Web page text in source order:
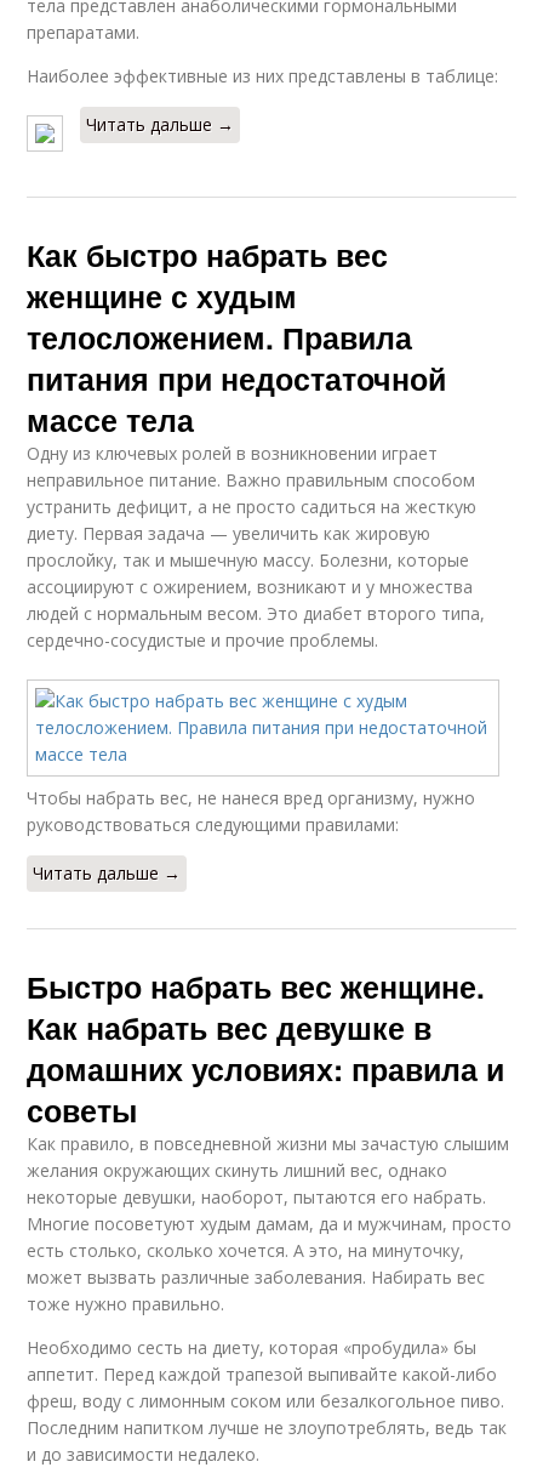
тела представлен анаболическими гормональными
препаратами.
Наиболее эффективные из них представлены в таблице:
Читать дальше →
Как быстро набрать вес
женщине с худым
телосложением. Правила
питания при недостаточной
массе тела
Одну из ключевых ролей в возникновении играет
неправильное питание. Важно правильным способом
устранить дефицит, а не просто садиться на жесткую
диету. Первая задача — увеличить как жировую
прослойку, так и мышечную массу. Болезни, которые
ассоциируют с ожирением, возникают и у множества
людей с нормальным весом. Это диабет второго типа,
сердечно-сосудистые и прочие проблемы.
Чтобы набрать вес, не нанеся вред организму, нужно
руководствоваться следующими правилами:
Читать дальше →
Быстро набрать вес женщине.
Как набрать вес девушке в
домашних условиях: правила и
советы
Как правило, в повседневной жизни мы зачастую слышим
желания окружающих скинуть лишний вес, однако
некоторые девушки, наоборот, пытаются его набрать.
Многие посоветуют худым дамам, да и мужчинам, просто
есть столько, сколько хочется. А это, на минуточку,
может вызвать различные заболевания. Набирать вес
тоже нужно правильно.
Необходимо сесть на диету, которая «пробудила» бы
аппетит. Перед каждой трапезой выпивайте какой-либо
фреш, воду с лимонным соком или безалкогольное пиво.
Последним напитком лучше не злоупотреблять, ведь так
и до зависимости недалеко.